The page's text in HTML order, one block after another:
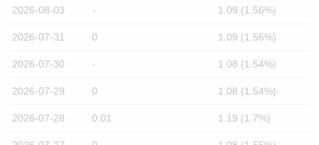
2026-08-03 - 1.09 (1.56%)
2026-07-31 0 1.09 (1.56%)
2026-07-30 - 1.08 (1.54%)
2026-07-29 0 1.08 (1.54%)
2026-07-28 0.01 1.19 (1.7%)